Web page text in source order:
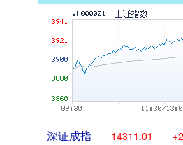
深证成指 14311.01